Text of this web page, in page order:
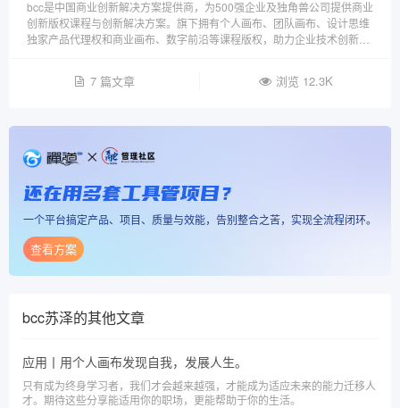
bcc是中国商业创新解决方案提供商，为500强企业及独角兽公司提供商业
创新版权课程与创新解决方案。旗下拥有个人画布、团队画布、设计思维
独家产品代理权和商业画布、数字前沿等课程版权，助力企业技术创新、
7 篇文章 浏览 12.3K
还在用多套工具管项目？
一个平台搞定产品、项目、质量与效能，告别整合之苦，实现全流程闭环。
查看方案
bcc苏泽的其他文章
应用丨用个人画布发现自我，发展人生。
只有成为终身学习者，我们才会越来越强，才能成为适应未来的能力迁移人
才。期待这些分享能适用你的职场，更能帮助于你的生活。